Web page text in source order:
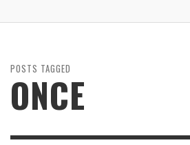
POSTS TAGGED
ONCE